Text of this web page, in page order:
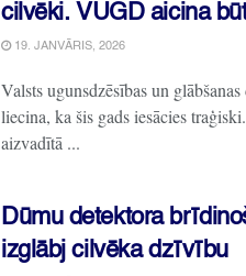
cilvēki. VUGD aicina
19. JANVĀRIS, 2026
Valsts ugunsdzēsības un
liecina, ka šis gads iesācies
aizvadītā ...
Dūmu detektora
izglābj cilvēka dzīvību